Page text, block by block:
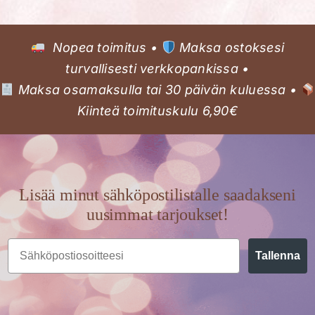
Nopea toimitus •
Maksa ostoksesi
turvallisesti verkkopankissa •
Maksa osamaksulla tai 30 päivän kuluessa •
Kiinteä toimituskulu 6,90€
Lisää minut sähköpostilistalle saadakseni
uusimmat tarjoukset!
Email
Tallenna